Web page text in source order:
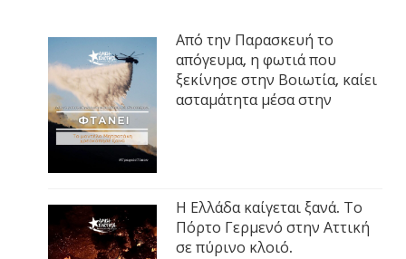
Από την Παρασκευή το
απόγευμα, η φωτιά που
ξεκίνησε στην Βοιωτία, καίει
ασταμάτητα μέσα στην
Η Ελλάδα καίγεται ξανά. Το
Πόρτο Γερμενό στην Αττική
σε πύρινο κλοιό.